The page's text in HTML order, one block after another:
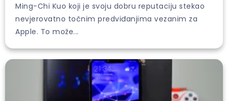
Ming-Chi Kuo koji je svoju dobru reputaciju stekao
nevjerovatno točnim predviđanjima vezanim za
Apple. To može...